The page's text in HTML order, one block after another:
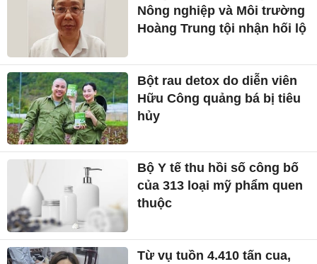
Nông nghiệp và Môi trường
Hoàng Trung tội nhận hối lộ
Bột rau detox do diễn viên
Hữu Công quảng bá bị tiêu
hủy
Bộ Y tế thu hồi số công bố
của 313 loại mỹ phẩm quen
thuộc
Từ vụ tuồn 4.410 tấn cua,